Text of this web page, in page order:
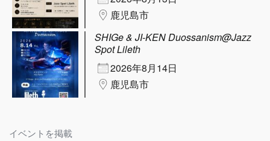
鹿児島市
SHIGe & JI-KEN Duossanism@Jazz
Spot Lileth
2026年8月14日
鹿児島市
イベントを掲載